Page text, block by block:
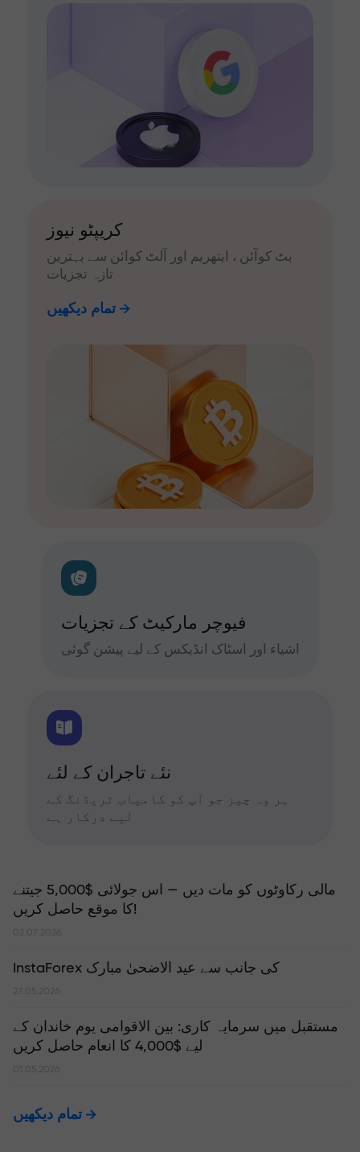
کریپٹو نیوز
بٹ کوآئن ، ایتھریم اور آلٹ کوائن سے بہترین
تازہ تجزیات
تمام دیکھیں
فیوچر مارکیٹ کے تجزیات
اشیاء اور اسٹاک انڈیکس کے لیے پیشن گوئی
نئے تاجران کے لئے
ہر وہ چیز جو آپ کو کامیاب ٹریڈنگ کے
لیے درکار ہے
مالی رکاوٹوں کو مات دیں — اس جولائی $5,000 جیتنے
کا موقع حاصل کریں!
02.07.2026
InstaForex کی جانب سے عید الاضحیٰ مبارک
27.05.2026
مستقبل میں سرمایہ کاری: بین الاقوامی یوم خاندان کے
لیے $4,000 کا انعام حاصل کریں
01.05.2026
تمام دیکھیں